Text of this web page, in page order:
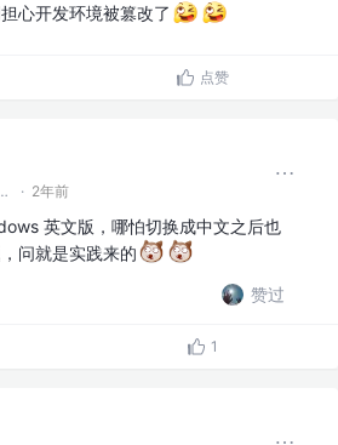
心开发环境被篡改了
点赞
栈开发师 · 2年前
英文版，哪怕切换成中文之后也
问就是实践来的
赞过
1